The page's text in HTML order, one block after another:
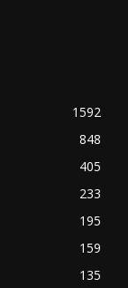
1592
848
405
233
195
159
135